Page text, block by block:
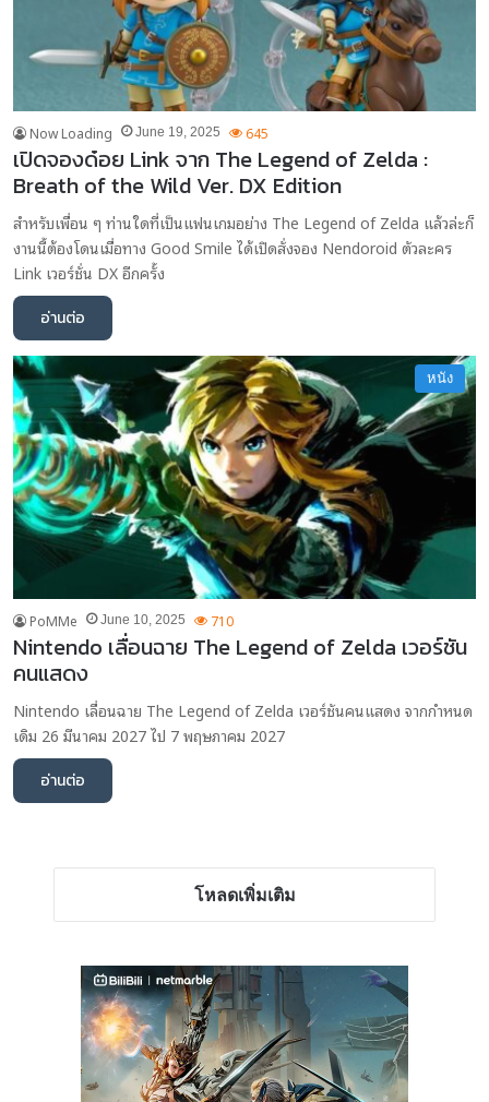
Now Loading June 19, 2025 645
เปิดจองด๋อย Link จาก The Legend of Zelda :
Breath of the Wild Ver. DX Edition
สำหรับเพื่อน ๆ ท่านใดที่เป็นแฟนเกมอย่าง The Legend of Zelda แล้วล่ะก็
งานนี้ต้องโดนเมื่อทาง Good Smile ได้เปิดสั่งจอง Nendoroid ตัวละคร
Link เวอร์ชั่น DX อีกครั้ง
อ่านต่อ
หนัง
PoMMe June 10, 2025 710
Nintendo เลื่อนฉาย The Legend of Zelda เวอร์ชัน
คนแสดง
Nintendo เลื่อนฉาย The Legend of Zelda เวอร์ชันคนแสดง จากกำหนด
เดิม 26 มีนาคม 2027 ไป 7 พฤษภาคม 2027
อ่านต่อ
โหลดเพิ่มเติม